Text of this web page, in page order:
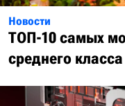
Новости
ТОП-10 самых
среднего